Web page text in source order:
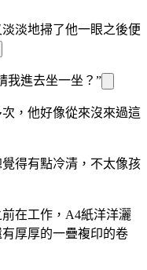
淡地掃了他一眼之後便
我進去坐一坐？”
，他好像從來沒來過這
得有點冷清，不太像孩
在工作，A4紙洋洋灑
厚厚的一疊複印的卷